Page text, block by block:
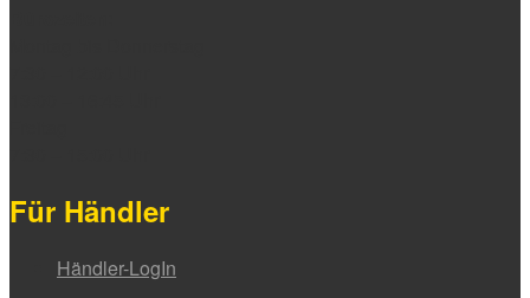
Für Händler
Händler-LogIn